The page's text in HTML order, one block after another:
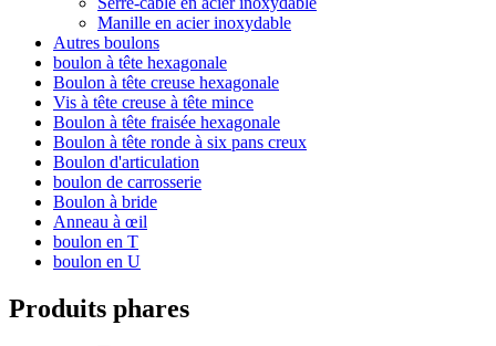
Manille en acier inoxydable
Autres boulons
boulon à tête hexagonale
Boulon à tête creuse hexagonale
Vis à tête creuse à tête mince
Boulon à tête fraisée hexagonale
Boulon à tête ronde à six pans creux
Boulon d'articulation
boulon de carrosserie
Boulon à bride
Anneau à œil
boulon en T
boulon en U
Produits phares